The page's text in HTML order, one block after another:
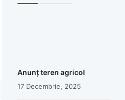
Anunț teren agricol
17 Decembrie, 2025